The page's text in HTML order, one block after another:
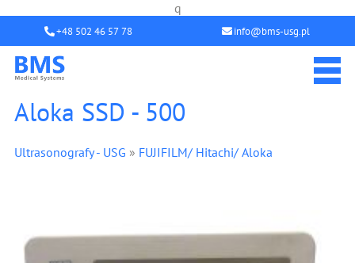
q
+48 502 46 57 78 info@bms-usg.pl
Aloka SSD - 500
Ultrasonografy - USG » FUJIFILM/ Hitachi/ Aloka